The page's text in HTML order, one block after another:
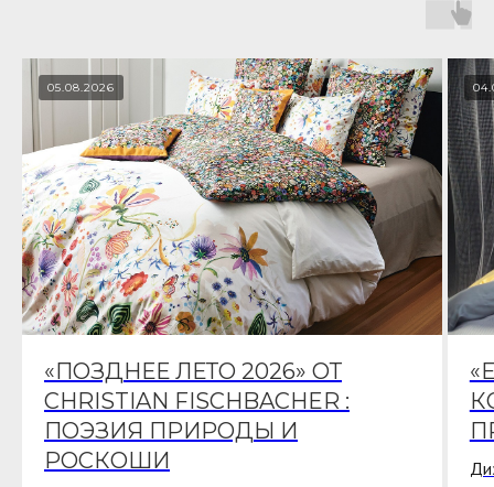
05.08.2026
«ПОЗДНЕЕ ЛЕТО 2026» ОТ
CHRISTIAN FISCHBACHER :
ПОЭЗИЯ ПРИРОДЫ И
РОСКОШИ